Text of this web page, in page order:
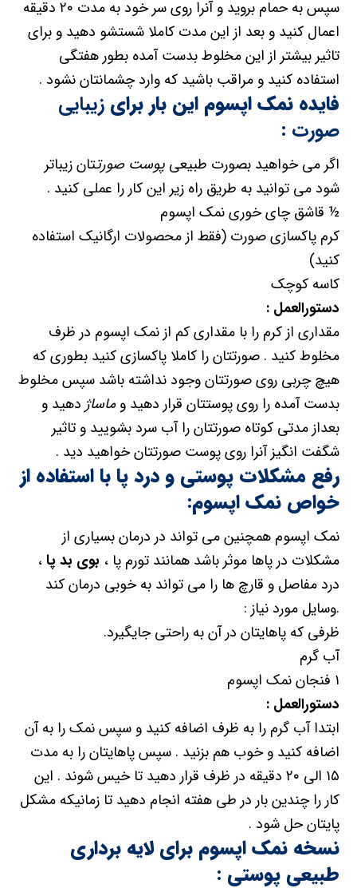
سپس به حمام بروید و آنرا روی سر خود به مدت ۲۰ دقیقه
اعمال کنید و بعد از این مدت کاملا شستشو دهید و برای
تاثیر بیشتر از این مخلوط بدست آمده بطور هفتگی
استفاده کنید و مراقب باشید که وارد چشمانتان نشود .
فایده نمک اپسوم این بار برایزیبایی
صورت :
اگر می خواهید بصورت طبیعیپوست صورتتان زیباتر
شود می توانید به طریق راه زیر این کار را عملی کنید .
½ قاشق چای خوری نمک اپسوم
کرم پاکسازی صورت (فقط از محصولات ارگانیک استفاده
کنید)
کاسه کوچک
دستورالعمل :
مقداری از کرم را با مقداری کم از نمک اپسوم در ظرف
مخلوط کنید . صورتتان را کاملا پاکسازی کنید بطوری که
هیچ چربی روی صورتتان وجود نداشته باشد سپس مخلوط
بدست آمده را روی پوستتان قرار دهید وماساژ دهید و
بعداز مدتی کوتاه صورتتان را آب سرد بشویید و تاثیر
شگفت انگیز آنرا روی پوست صورتتان خواهید دید .
رفع مشکلات پوستی و درد پا با استفاده از
خواص نمک اپسوم:
نمک اپسوم همچنین می تواند در درمان بسیاری از
مشکلات در پاها موثر باشد همانند تورم پا ، بوی بد پا،
درد مفاصل و قارچ ها را می تواند به خوبی درمان کند
.وسایل مورد نیاز :
ظرفی که پاهایتان در آن به راحتی جایگیرد.
آب گرم
۱ فنجان نمک اپسوم
دستورالعمل :
ابتدا آب گرم را به ظرف اضافه کنید و سپس نمک را به آن
اضافه کنید و خوب هم بزنید . سپس پاهایتان را به مدت
۱۵ الی ۲۰ دقیقه در ظرف قرار دهید تا خیس شوند . این
کار را چندین بار در طی هفته انجام دهید تا زمانیکه مشکل
پایتان حل شود .
نسخه نمک اپسوم برای لایه برداری
طبیعی پوستی :